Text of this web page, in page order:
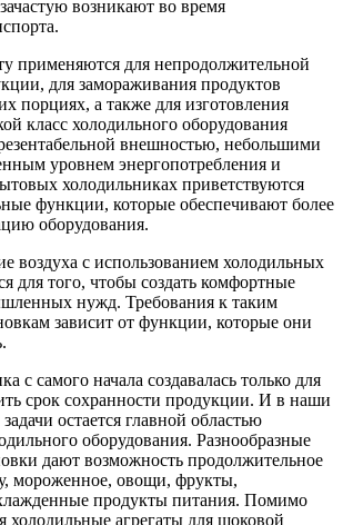
возникают во время
применяются для непродолжительной
для замораживания продуктов
порциях, а также для изготовления
класс холодильного оборудования
внешностью, небольшими
уровнем энергопотребления и
холодильниках приветствуются
функции, которые обеспечивают более
оборудования.
воздуха с использованием холодильных
для того, чтобы создать комфортные
нужд. Требования к таким
зависит от функции, которые они
с самого начала создавалась только для
срок сохранности продукции. И в наши
остается главной областью
оборудования. Разнообразные
дают возможность продолжительное
мороженное, овощи, фрукты,
продукты питания. Помимо
холодильные агрегаты для шоковой